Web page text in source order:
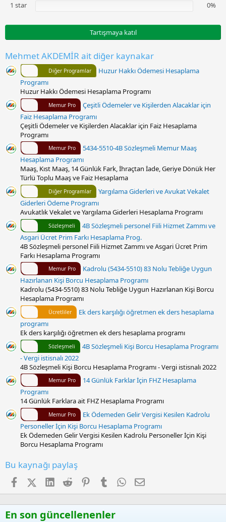
1 star
0%
Tartışmaya katıl
Mehmet AKDEMİR ait diğer kaynakar
Diğer Programlar
Huzur Hakkı Ödemesi Hesaplama
Programı
Huzur Hakkı Ödemesi Hesaplama Programı
Memur Pro
Çeşitli Ödemeler ve Kişilerden Alacaklar için
Faiz Hesaplama Programı
Çeşitli Ödemeler ve Kişilerden Alacaklar için Faiz Hesaplama
Programı
Memur Pro
5434-5510-4B Sözleşmeli Memur Maaş
Hesaplama Programı
Maaş, Kıst Maaş, 14 Günlük Fark, İhraçtan İade, Geriye Dönük Her
Türlü Toplu Maaş ve Faiz Hesaplama
Diğer Programlar
Yargılama Giderleri ve Avukat Vekalet
Giderleri Ödeme Programı
Avukatlık Vekalet ve Yargılama Giderleri Hesaplama Programı
Sözleşmeli
4B Sözleşmeli personel Fiili Hizmet Zammı ve
Asgari Ücret Prim Farkı Hesaplama Prog.
4B Sözleşmeli personel Fiili Hizmet Zammı ve Asgari Ücret Prim
Farkı Hesaplama Programı
Memur Pro
Kadrolu (5434-5510) 83 Nolu Tebliğe Uygun
Hazırlanan Kişi Borcu Hesaplama Programı
Kadrolu (5434-5510) 83 Nolu Tebliğe Uygun Hazırlanan Kişi Borcu
Hesaplama Programı
Ücretliler
Ek ders karşılığı öğretmen ek ders hesaplama
programı
Ek ders karşılığı öğretmen ek ders hesaplama programı
Sözleşmeli
4B Sözleşmeli Kişi Borcu Hesaplama Programı
- Vergi istisnalı 2022
4B Sözleşmeli Kişi Borcu Hesaplama Programı - Vergi istisnalı 2022
Memur Pro
14 Günlük Farklar İçin FHZ Hesaplama
Programı
14 Günlük Farklara ait FHZ Hesaplama Programı
Memur Pro
Ek Ödemeden Gelir Vergisi Kesilen Kadrolu
Personeller İçin Kişi Borcu Hesaplama Programı
Ek Ödemeden Gelir Vergisi Kesilen Kadrolu Personeller İçin Kişi
Borcu Hesaplama Programı
Bu kaynağı paylaş
FacebookX (Twitter)
LinkedIn
Reddit PinterestTumblr WhatsApp
E-posta
En son güncellenenler